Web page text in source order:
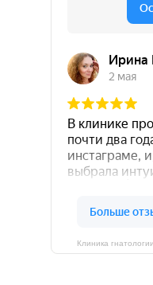
Клиника